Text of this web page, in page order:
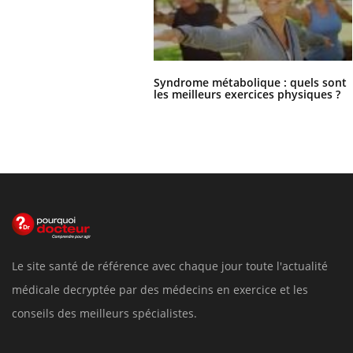
Syndrome métabolique : quels sont
les meilleurs exercices physiques ?
Le site santé de référence avec chaque jour toute l'actualité
médicale decryptée par des médecins en exercice et les
conseils des meilleurs spécialistes.